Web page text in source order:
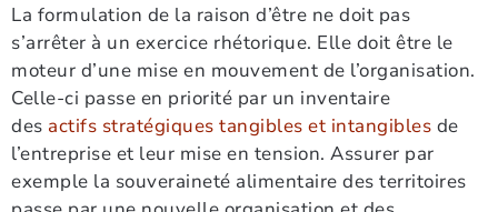
La formulation de la raison d’être ne doit pas
s’arrêter à un exercice rhétorique. Elle doit être le
moteur d’une mise en mouvement de l’organisation.
Celle-ci passe en priorité par un inventaire
des actifs stratégiques tangibles et intangibles de
l’entreprise et leur mise en tension. Assurer par
exemple la souveraineté alimentaire des territoires